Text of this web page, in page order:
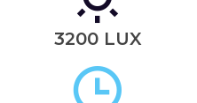
3200 LUX